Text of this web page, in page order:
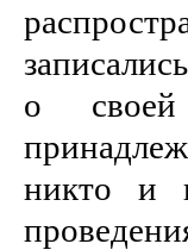
о своей
никто и